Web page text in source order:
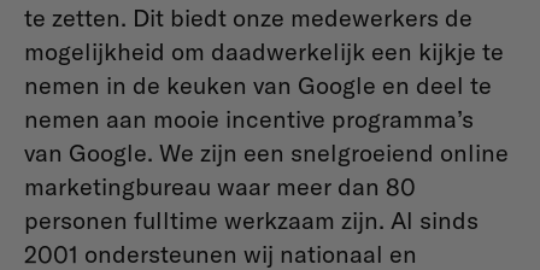
te zetten. Dit biedt onze medewerkers de
mogelijkheid om daadwerkelijk een kijkje te
nemen in de keuken van Google en deel te
nemen aan mooie incentive programma’s
van Google. We zijn een snelgroeiend online
marketingbureau waar meer dan 80
personen fulltime werkzaam zijn. Al sinds
2001 ondersteunen wij nationaal en